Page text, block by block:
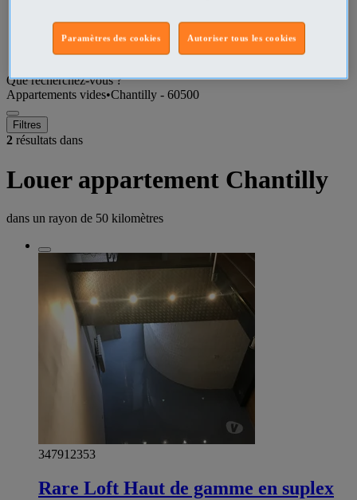
Oise Appartements vides
Chantilly - 60500 Appartements vides
Que recherchez-vous ?
Appartements vides•Chantilly - 60500
Filtres
2 résultats dans
Louer appartement Chantilly
dans un rayon de 50 kilomètres
347912353
Rare Loft Haut de gamme en suplex
Autoriser tous les cookies
Paramètres des cookies